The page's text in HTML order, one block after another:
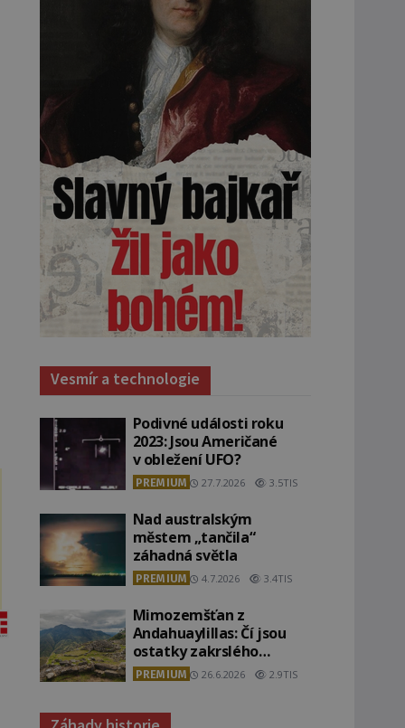
Vesmír a technologie
Podivné události roku
2023: Jsou Američané
v obležení UFO?
PREMIUM 27.7.2026 3.5TIS
Nad australským
městem „tančila“
záhadná světla
PREMIUM 4.7.2026 3.4TIS
Mimozemšťan z
Andahuaylillas: Čí jsou
ostatky zakrslého
stvoření s ohromnou
lebkou?
PREMIUM 26.6.2026 2.9TIS